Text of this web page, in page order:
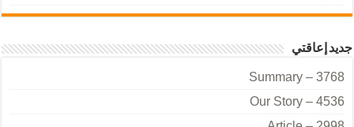
جديد إعاقتي
Summary – 3768
Our Story – 4536